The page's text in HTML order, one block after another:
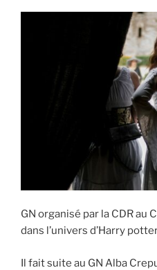
GN organisé par la CDR au
dans l’univers d’Harry
Il fait suite au GN Alba